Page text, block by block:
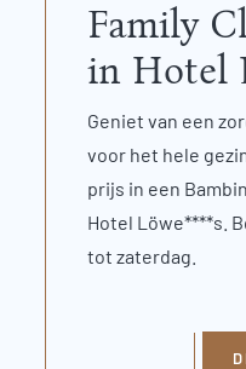
Family
in Hotel
Geniet van een
voor het hele
prijs in een
Hotel Löwe****s.
tot zaterdag.